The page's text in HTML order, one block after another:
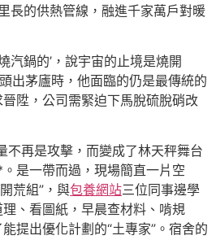
長的供熱管線，融進千家萬戶對暖
汽鍋的’，說宇宙的止境是燒開
出茅廬時，他面臨的仍是最傳統的
陞，公司需緊迫下馬脫硫脫硝改
不再是攻擊，而變成了林天秤舞台
是一帶而過，現場簡直一片空
荒組”，與包養網站三位同事邊學
、看圖紙，早晨查材料、啃規
提出優化計劃的“土專家”。宿舍的